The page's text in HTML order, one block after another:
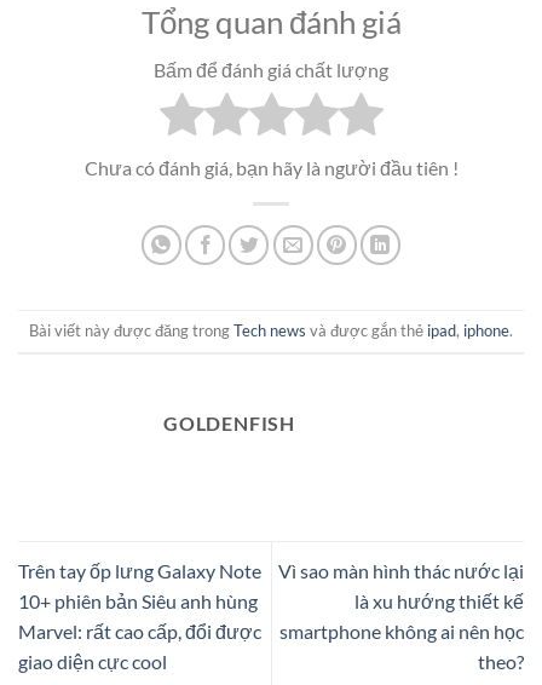
Tổng quan đánh giá
Bấm để đánh giá chất lượng
Chưa có đánh giá, bạn hãy là người đầu tiên !
Bài viết này được đăng trongTech news và được gắn thẻ ipad, iphone.
GOLDENFISH
Trên tay ốp lưng Galaxy Note
10+ phiên bản Siêu anh hùng
Marvel: rất cao cấp, đổi được
giao diện cực cool
Vì sao màn hình thác nước lại
là xu hướng thiết kế
smartphone không ai nên học
theo?